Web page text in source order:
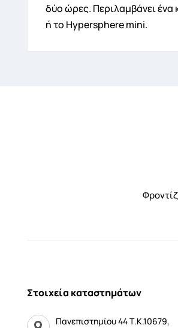
δύο ώρες. Περιλαμβάνει
ή το Hypersphere mini.
Στοιχεία καταστημάτων
Πανεπιστημίου 44 Τ.Κ.10679,